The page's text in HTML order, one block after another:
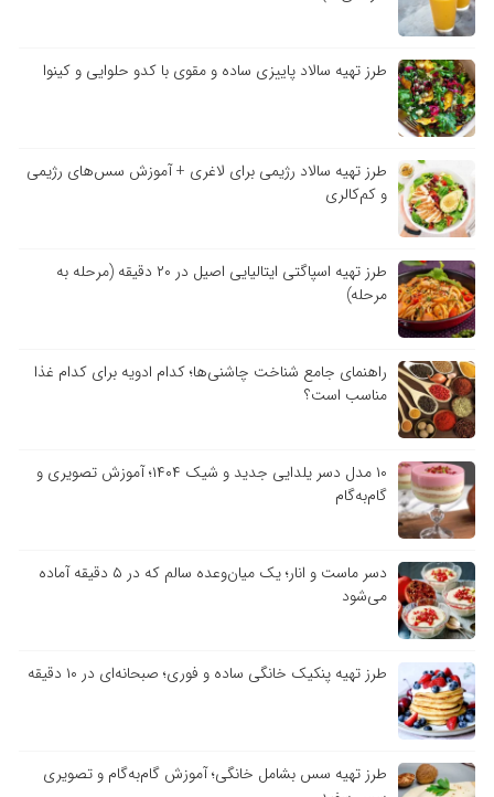
طرز تهیه سالاد پاییزی ساده و مقوی با کدو حلوایی و کینوا
طرز تهیه سالاد رژیمی برای لاغری + آموزش سس‌های رژیمی
و کم‌کالری
طرز تهیه اسپاگتی ایتالیایی اصیل در ۲۰ دقیقه (مرحله به
مرحله)
راهنمای جامع شناخت چاشنی‌ها؛ کدام ادویه برای کدام غذا
مناسب است؟
۱۰ مدل دسر یلدایی جدید و شیک ۱۴۰۴؛ آموزش تصویری و
گام‌به‌گام
دسر ماست و انار؛ یک میان‌وعده سالم که در ۵ دقیقه آماده
می‌شود
طرز تهیه پنکیک خانگی ساده و فوری؛ صبحانه‌ای در ۱۰ دقیقه
طرز تهیه سس بشامل خانگی؛ آموزش گام‌به‌گام و تصویری